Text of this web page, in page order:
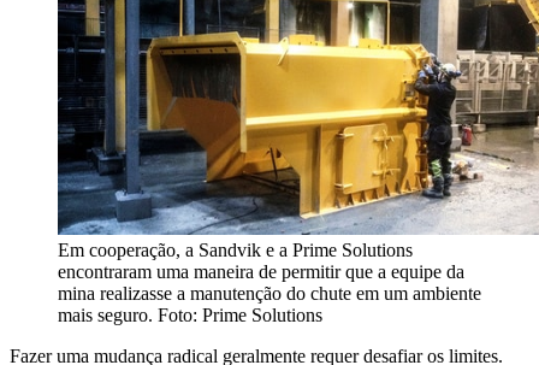
Em cooperação, a Sandvik e a Prime Solutions
encontraram uma maneira de permitir que a equipe da
mina realizasse a manutenção do chute em um ambiente
mais seguro. Foto: Prime Solutions
Fazer uma mudança radical geralmente requer desafiar os limites.